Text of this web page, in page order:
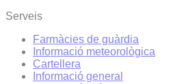
Serveis
Farmàcies de guàrdia
Informació meteorològica
Cartellera
Informació general